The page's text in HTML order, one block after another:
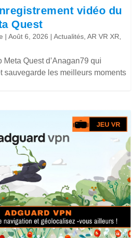
vidéo du
Quest
|Août 6, 2026 |Actualités ,AR VR XR
Quest d’Anagan79 qui
sauvegarde les meilleurs moments